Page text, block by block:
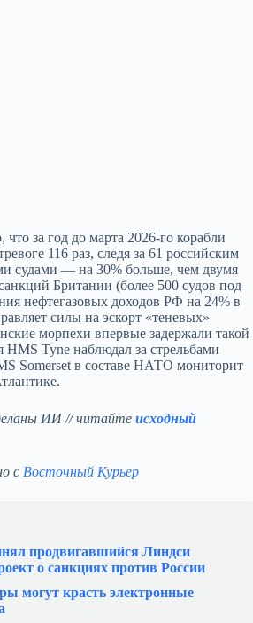
за год до марта 2026-го корабли
116 раз, следя за 61 российским
судами — на 30% больше, чем двумя
Британии (более 500 судов под
нефтегазовых доходов РФ на 24% в
силы на эскорт «теневых»
морпехи впервые задержали такой
HMS Tyne наблюдал за стрельбами
Somerset в составе НАТО мониторит
ИИ // читайте исходный
с Восточный Курьер
продвигавшийся Линдси
о санкциях против России
могут красть электронные